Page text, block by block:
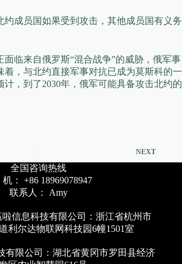
约成员国如果受到攻击，其他成员国有义务
面临来自俄罗斯“混合战争”的威胁，俄军事
着，与北约直接军事对抗已成为莫斯科的一
计，到了2030年，俄军可能具备攻击北约的
NEXT
全国咨询热线
： +86 18969078947
联系人： Amy
信息科技有限公司：浙江省杭州市
利尔达物联网科技园6幢1501室
限公司：湖北省黄冈市罗田县经济